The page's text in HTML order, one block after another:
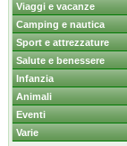
Viaggi e vacanze
Camping e nautica
Sport e attrezzature
Salute e benessere
Infanzia
Animali
Eventi
Varie